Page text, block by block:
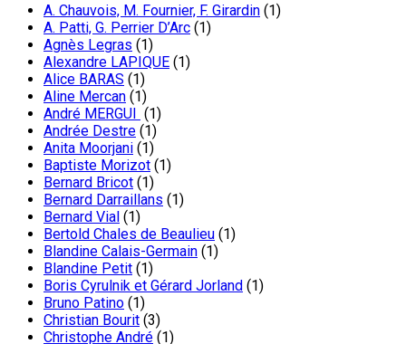
A. Chauvois, M. Fournier, F. Girardin (1)
A. Patti, G. Perrier D’Arc (1)
Agnès Legras (1)
Alexandre LAPIQUE (1)
Alice BARAS (1)
Aline Mercan (1)
André MERGUI (1)
Andrée Destre (1)
Anita Moorjani (1)
Baptiste Morizot (1)
Bernard Bricot (1)
Bernard Darraillans (1)
Bernard Vial (1)
Bertold Chales de Beaulieu (1)
Blandine Calais-Germain (1)
Blandine Petit (1)
Boris Cyrulnik et Gérard Jorland (1)
Bruno Patino (1)
Christian Bourit (3)
Christophe André (1)